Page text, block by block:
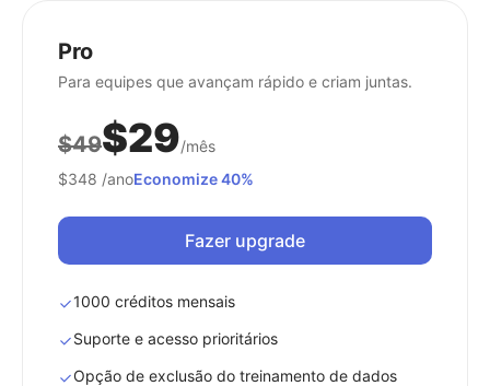
Pro
Para equipes que avançam rápido e criam juntas.
$49$29/mês
$348 /anoEconomize 40%
Fazer upgrade
1000 créditos mensais
Suporte e acesso prioritários
Opção de exclusão do treinamento de dados